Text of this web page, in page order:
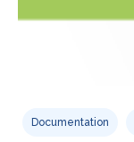
Documentation